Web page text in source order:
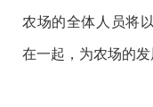
农场的全体人员将
在一起，为农场的发